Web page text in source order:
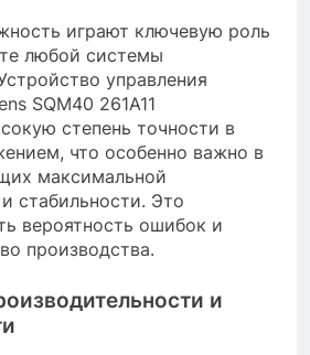
играют ключевую роль
любой системы
управления
SQM40 261A11
степень точности в
что особенно важно в
максимальной
стабильности. Это
вероятность ошибок и
производства.
и